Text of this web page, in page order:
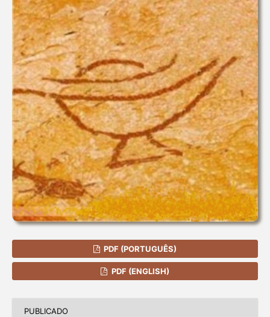
PDF (PORTUGUÊS)
PDF (ENGLISH)
PUBLICADO